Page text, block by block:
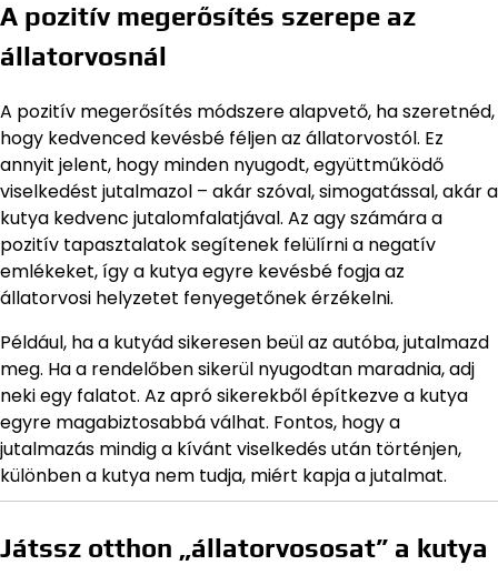
A pozitív megerősítés szerepe az
állatorvosnál
A pozitív megerősítés módszere alapvető, ha szeretnéd,
hogy kedvenced kevésbé féljen az állatorvostól. Ez
annyit jelent, hogy minden nyugodt, együttműködő
viselkedést jutalmazol – akár szóval, simogatással, akár a
kutya kedvenc jutalomfalatjával. Az agy számára a
pozitív tapasztalatok segítenek felülírni a negatív
emlékeket, így a kutya egyre kevésbé fogja az
állatorvosi helyzetet fenyegetőnek érzékelni.
Például, ha a kutyád sikeresen beül az autóba, jutalmazd
meg. Ha a rendelőben sikerül nyugodtan maradnia, adj
neki egy falatot. Az apró sikerekből építkezve a kutya
egyre magabiztosabbá válhat. Fontos, hogy a
jutalmazás mindig a kívánt viselkedés után történjen,
különben a kutya nem tudja, miért kapja a jutalmat.
Játssz otthon „állatorvososat” a kutya